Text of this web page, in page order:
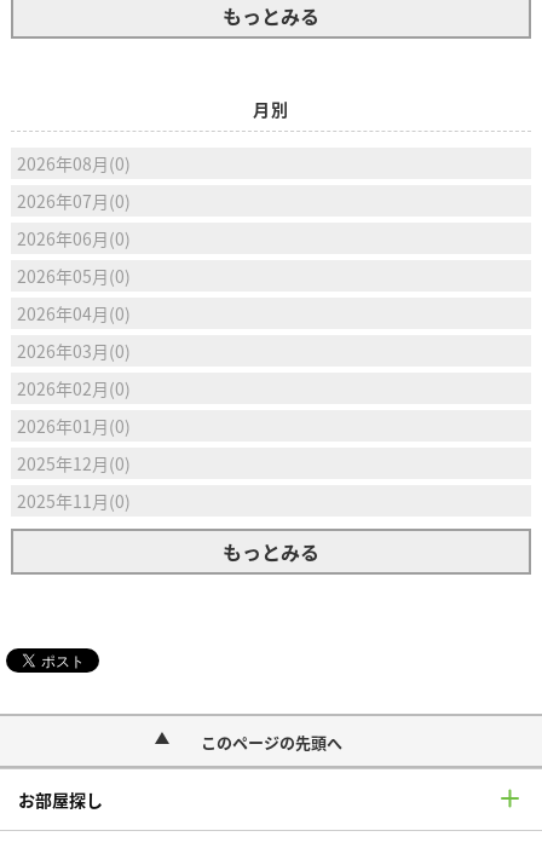
もっとみる
月別
2026年08月(0)
2026年07月(0)
2026年06月(0)
2026年05月(0)
2026年04月(0)
2026年03月(0)
2026年02月(0)
2026年01月(0)
2025年12月(0)
2025年11月(0)
もっとみる
このページの先頭へ
お部屋探し